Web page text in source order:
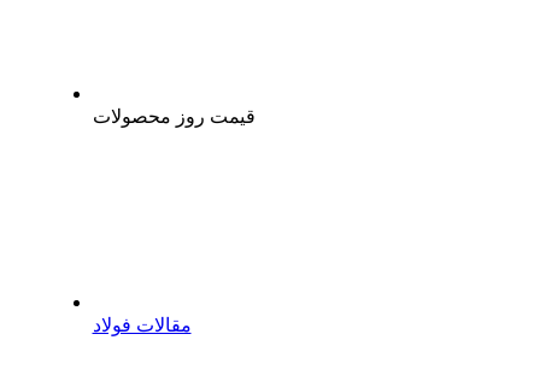
قیمت روز محصولات
مقالات فولاد